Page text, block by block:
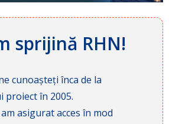
sprijină RHN!
cunoașteți înca de la
proiect în 2005.
asigurat acces în mod